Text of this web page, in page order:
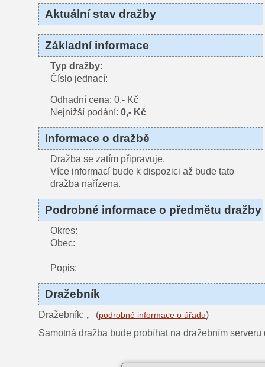
Aktuální stav dražby
Základní informace
Typ dražby:
Číslo jednací:
Odhadní cena: 0,- Kč
Nejnižší podání: 0,- Kč
Informace o dražbě
Dražba se zatím připravuje.
Více informací bude k dispozici až bude tato
dražba nařízena.
Podrobné informace o předmětu dražby
Okres:
Obec:
Popis:
Dražebník
Dražebník: , (podrobné informace o úřadu)
Samotná dražba bude probíhat na dražebním